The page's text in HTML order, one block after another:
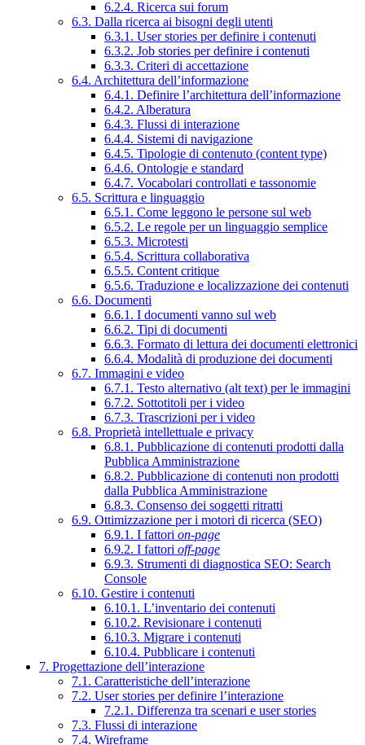
6.2.4. Ricerca sui forum
6.3. Dalla ricerca ai bisogni degli utenti
6.3.1. User stories per definire i contenuti
6.3.2. Job stories per definire i contenuti
6.3.3. Criteri di accettazione
6.4. Architettura dell’informazione
6.4.1. Definire l’architettura dell’informazione
6.4.2. Alberatura
6.4.3. Flussi di interazione
6.4.4. Sistemi di navigazione
6.4.5. Tipologie di contenuto (content type)
6.4.6. Ontologie e standard
6.4.7. Vocabolari controllati e tassonomie
6.5. Scrittura e linguaggio
6.5.1. Come leggono le persone sul web
6.5.2. Le regole per un linguaggio semplice
6.5.3. Microtesti
6.5.4. Scrittura collaborativa
6.5.5. Content critique
6.5.6. Traduzione e localizzazione dei contenuti
6.6. Documenti
6.6.1. I documenti vanno sul web
6.6.2. Tipi di documenti
6.6.3. Formato di lettura dei documenti elettronici
6.6.4. Modalità di produzione dei documenti
6.7. Immagini e video
6.7.1. Testo alternativo (alt text) per le immagini
6.7.2. Sottotitoli per i video
6.7.3. Trascrizioni per i video
6.8. Proprietà intellettuale e privacy
6.8.1. Pubblicazione di contenuti prodotti dalla
Pubblica Amministrazione
6.8.2. Pubblicazione di contenuti non prodotti
dalla Pubblica Amministrazione
6.8.3. Consenso dei soggetti ritratti
6.9. Ottimizzazione per i motori di ricerca (SEO)
6.9.1. I fattori on-page
6.9.2. I fattori off-page
6.9.3. Strumenti di diagnostica SEO: Search
Console
6.10. Gestire i contenuti
6.10.1. L’inventario dei contenuti
6.10.2. Revisionare i contenuti
6.10.3. Migrare i contenuti
6.10.4. Pubblicare i contenuti
7. Progettazione dell’interazione
7.1. Caratteristiche dell’interazione
7.2. User stories per definire l’interazione
7.2.1. Differenza tra scenari e user stories
7.3. Flussi di interazione
7.4. Wireframe